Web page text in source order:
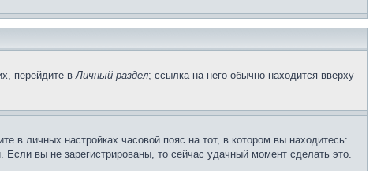
перейдите вЛичный раздел; ссылка на него обычно находится вверху
в личных настройках часовой пояс на тот, в котором вы находитесь:
Если вы не зарегистрированы, то сейчас удачный момент сделать это.